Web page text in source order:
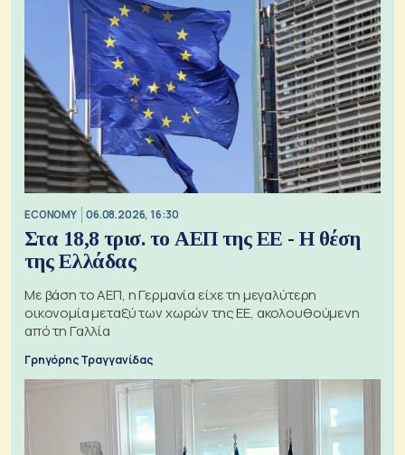
ECONOMY 06.08.2026, 16:30
Στα 18,8 τρισ. το ΑΕΠ της ΕΕ - Η θέση
της Ελλάδας
Με βάση το ΑΕΠ, η Γερμανία είχε τη μεγαλύτερη
οικονομία μεταξύ των χωρών της ΕΕ, ακολουθούμενη
από τη Γαλλία
Γρηγόρης Τραγγανίδας